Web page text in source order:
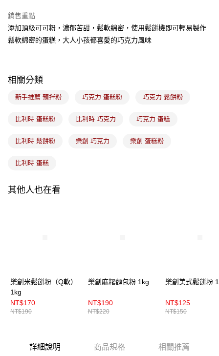
運送方式
7-11取貨(5kg以內，尺寸不超過90cm)
常溫宅配-(限重20kg以下)
免運費
銷售重點
添加頂級可可粉，濃郁苦甜，鬆軟綿密，使用鬆餅機即可輕易製作
鬆軟綿密的蛋糕，大人小孩都喜愛的巧克力風味
相關分類
新手推薦 預拌粉 巧克力 蛋糕粉 巧克力 鬆餅粉
比利時 蛋糕粉 比利時 巧克力 巧克力 蛋糕
比利時 鬆餅粉 樂創 巧克力 樂創 蛋糕粉
比利時 蛋糕
其他人也在看
樂創米鬆餅粉（Q軟）
1kg
NT$170
NT$190
樂創麻糬麵包粉 1kg
NT$190
NT$220
樂創美式鬆餅粉
NT$125
NT$150
詳細說明 商品規格 相關推薦